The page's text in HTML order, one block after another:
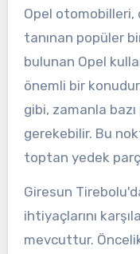
Opel otomobilleri,
tanınan popüler
bulunan Opel
önemli bir
gibi, zamanla
gerekebilir. Bu
toptan yedek
Giresun
ihtiyaçlarını
mevcuttur.